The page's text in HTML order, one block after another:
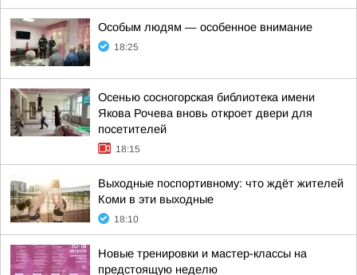
Особым людям — особенное внимание
18:25
Осенью сосногорская библиотека имени
Якова Рочева вновь откроет двери для
посетителей
18:15
Выходные поспортивному: что ждёт жителей
Коми в эти выходные
18:10
Новые тренировки и мастер-классы на
предстоящую неделю